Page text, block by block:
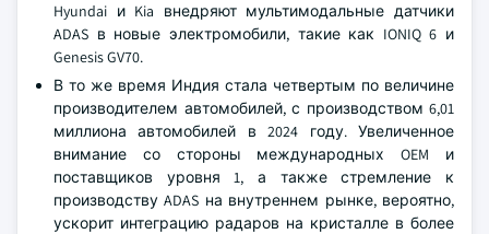
Hyundai и Kia внедряют мультимодальные датчики
ADAS в новые электромобили, такие как IONIQ 6 и
Genesis GV70.
В то же время Индия стала четвертым по величине
производителем автомобилей, с производством 6,01
миллиона автомобилей в 2024 году. Увеличенное
внимание со стороны международных OEM и
поставщиков уровня 1, а также стремление к
производству ADAS на внутреннем рынке, вероятно,
ускорит интеграцию радаров на кристалле в более